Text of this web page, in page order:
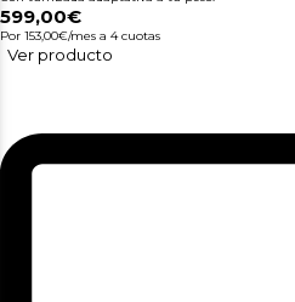
599,00€
Por 153,00€/mes a 4 cuotas
Ver producto